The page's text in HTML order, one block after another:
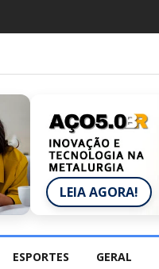
LEIA AGORA!
ESPORTES GERAL